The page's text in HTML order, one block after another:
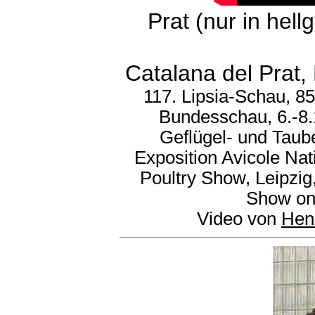
Prat (nur in
Catalana del
117. Lipsia-Schau,
Bundesschau, 6.-
Geflügel- und
Exposition Avicole
Poultry Show,
Show
Video von